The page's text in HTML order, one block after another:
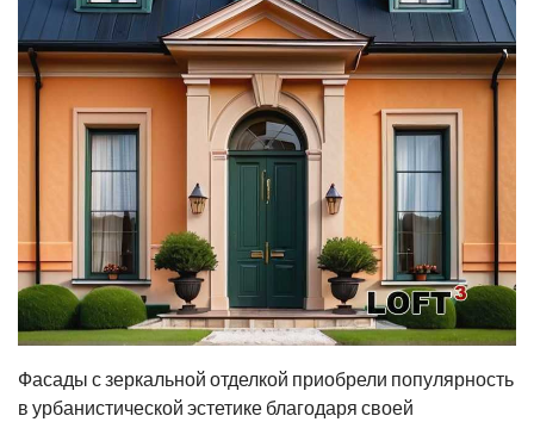
Фасады с зеркальной отделкой приобрели популярность
в урбанистической эстетике благодаря своей